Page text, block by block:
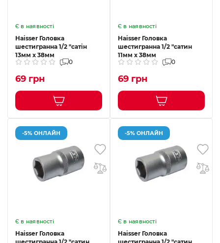
Є в наявності
Haisser Головка
шестигранна 1/2 "сатін
13мм х 38мм
0
69 грн
Є в наявності
Haisser Головка
шестигранна 1/2 "сатин
11мм х 38мм
0
69 грн
-5% ОНЛАЙН
Є в наявності
Haisser Головка
-5% ОНЛАЙН
Є в наявності
Haisser Головка